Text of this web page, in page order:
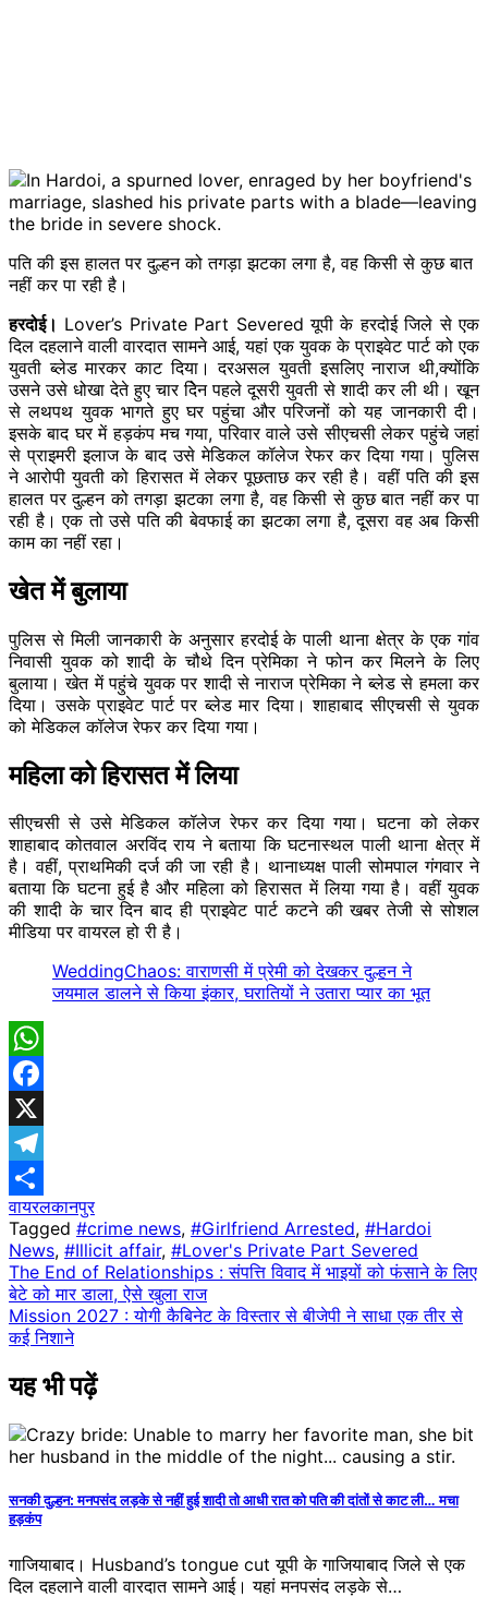
पति की इस हालत पर दुल्हन को तगड़ा झटका लगा है, वह किसी से कुछ बात
नहीं कर पा रही है।
हरदोई। Lover’s Private Part Severed यूपी के हरदोई जिले से एक
दिल दहलाने वाली वारदात सामने आई, यहां एक युवक के प्राइवेट पार्ट को एक
युवती ब्लेड मारकर काट दिया। दरअसल युवती इसलिए नाराज थी,क्योंकि
उसने उसे धोखा देते हुए चार दिेन पहले दूसरी युवती से शादी कर ली थी। खून
से लथपथ युवक भागते हुए घर पहुंचा और परिजनों को यह जानकारी दी।
इसके बाद घर में हड़कंप मच गया, परिवार वाले उसे सीएचसी लेकर पहुंचे जहां
से प्राइमरी इलाज के बाद उसे मेडिकल कॉलेज रेफर कर दिया गया। पुलिस
ने आरोपी युवती को हिरासत में लेकर पूछताछ कर रही है। वहीं पति की इस
हालत पर दुल्हन को तगड़ा झटका लगा है, वह किसी से कुछ बात नहीं कर पा
रही है। एक तो उसे पति की बेवफाई का झटका लगा है, दूसरा वह अब किसी
काम का नहीं रहा।
खेत में बुलाया
पुलिस से​ मिली जानकारी के अनुसार हरदोई के पाली थाना क्षेत्र के एक गांव
निवासी युवक को शादी के चौथे दिन प्रेमिका ने फोन कर मिलने के लिए
बुलाया। खेत में पहुंचे युवक पर शादी से नाराज प्रेमिका ने ब्लेड से हमला कर
दिया। उसके प्राइवेट पार्ट पर ब्लेड मार दिया। शाहाबाद सीएचसी से युवक
को मेडिकल कॉलेज रेफर कर दिया गया।
महिला को हिरासत में लिया
सीएचसी से उसे मेडिकल कॉलेज रेफर कर दिया गया। घटना को लेकर
शाहाबाद कोतवाल अरविंद राय ने बताया कि घटनास्थल पाली थाना क्षेत्र में
है। वहीं, प्राथमिकी दर्ज की जा रही है। थानाध्यक्ष पाली सोमपाल गंगवार ने
बताया कि घटना हुई है और महिला को हिरासत में लिया गया है। वहीं युवक
की शादी के चार दिन बाद ही प्राइवेट पार्ट कटने की खबर तेजी से सोशल
मीडिया पर वायरल हो री है।
WeddingChaos: वाराणसी में प्रेमी को देखकर दुल्हन ने
जयमाल डालने से किया इंकार, घरातियों ने उतारा प्यार का भूत
WhatsApp
Facebook
X
Telegram
Share
वायरल​कानपुर
Tagged #crime news, #Girlfriend Arrested, #Hardoi
News, #Illicit affair, #Lover's Private Part Severed
Post
navigation
The End of Relationships : संपत्ति विवाद में भाइयों को फंसाने के लिए
बेटे को मार डाला, ऐसे खुला राज
Mission 2027 : योगी कैबिनेट के विस्तार से बीजेपी ने साधा एक तीर से
कई निशाने
यह भी पढ़ें
सनकी दुल्हन: मनपसंद लड़के से नहीं हुई शादी तो आधी रात को पति की दांतों से काट ली… मचा
हड़कंप
गाजियाबाद। Husband’s tongue cut यूपी के गाजियाबाद जिले से एक
दिल दहलाने वाली वारदात सामने आई। यहां मनपसंद लड़के से…